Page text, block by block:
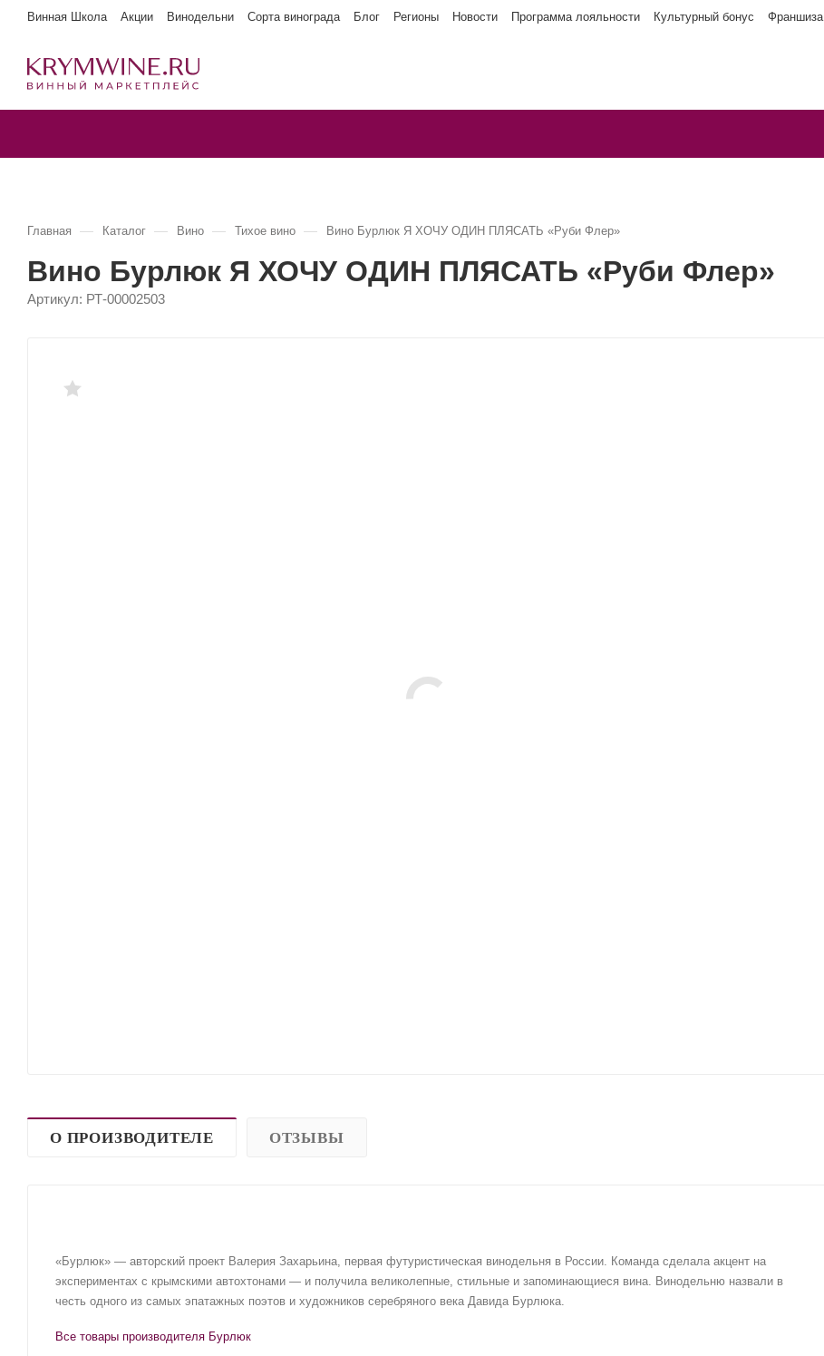
Винная Школа Акции Винодельни Сорта винограда Блог Регионы Новости Программа лояльности Культурный бонус Франшиза
Главная — Каталог — Вино — Тихое вино — Вино Бурлюк Я ХОЧУ ОДИН ПЛЯСАТЬ «Руби Флер»
Вино Бурлюк Я ХОЧУ ОДИН ПЛЯСАТЬ «Руби Флер»
Артикул: РТ-00002503
О ПРОИЗВОДИТЕЛЕ ОТЗЫВЫ
«Бурлюк» — авторский проект Валерия Захарьина, первая футуристическая винодельня в России. Команда сделала акцент на
экспериментах с крымскими автохтонами — и получила великолепные, стильные и запоминающиеся вина. Винодельню назвали в
честь одного из самых эпатажных поэтов и художников серебряного века Давида Бурлюка.
Все товары производителя Бурлюк